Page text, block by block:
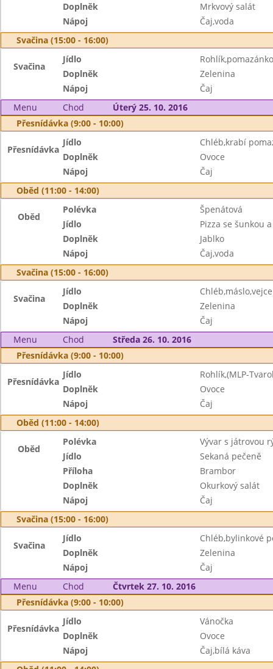
Doplněk
Mrkvový salát
Nápoj
Čaj,voda
Svačina (15:00 - 16:00)
Svačina
Jídlo
Doplněk
Zelenina
Nápoj
Čaj
Menu
Chod
Úterý 25. 10. 2016
Přesnídávka (9:00 - 10:00)
Přesnídávka
Jídlo
Chléb,krabí
Doplněk
Ovoce
Nápoj
Čaj
Oběd (11:00 - 14:00)
Oběd
Polévka
Špenátová
Jídlo
Pizza se šunkou
Doplněk
Jablko
Nápoj
Čaj,voda
Svačina (15:00 - 16:00)
Svačina
Jídlo
Chléb,máslo,vejce
Doplněk
Zelenina
Nápoj
Čaj
Menu
Chod
Středa 26. 10. 2016
Přesnídávka (9:00 - 10:00)
Přesnídávka
Jídlo
Rohlík,(MLP-
Doplněk
Ovoce
Nápoj
Čaj
Oběd (11:00 - 14:00)
Oběd
Polévka
Vývar s játrovou
Jídlo
Sekaná pečeně
Příloha
Brambor
Doplněk
Okurkový salát
Nápoj
Čaj
Svačina (15:00 - 16:00)
Svačina
Jídlo
Chléb,bylinkové
Doplněk
Zelenina
Nápoj
Čaj
Menu
Chod
Čtvrtek 27. 10. 2016
Přesnídávka (9:00 - 10:00)
Přesnídávka
Jídlo
Vánočka
Doplněk
Ovoce
Nápoj
Čaj,bílá káva